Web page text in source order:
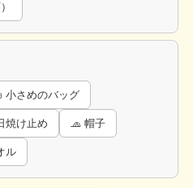
小さめのバッグ
焼け止め 🧢 帽子
ル